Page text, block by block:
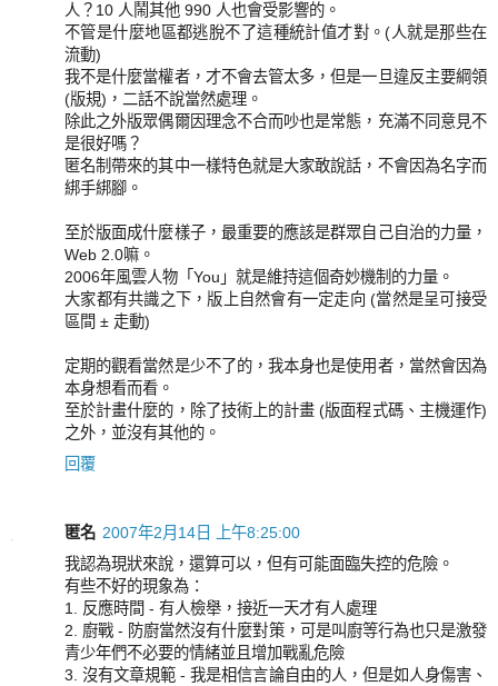
人？10 人鬧其他 990 人也會受影響的。
不管是什麼地區都逃脫不了這種統計值才對。(人就是那些在
流動)
我不是什麼當權者，才不會去管太多，但是一旦違反主要綱領
(版規)，二話不說當然處理。
除此之外版眾偶爾因理念不合而吵也是常態，充滿不同意見不
是很好嗎？
匿名制帶來的其中一樣特色就是大家敢說話，不會因為名字而
綁手綁腳。
至於版面成什麼樣子，最重要的應該是群眾自己自治的力量，
Web 2.0嘛。
2006年風雲人物「You」就是維持這個奇妙機制的力量。
大家都有共識之下，版上自然會有一定走向 (當然是呈可接受
區間 ± 走動)
定期的觀看當然是少不了的，我本身也是使用者，當然會因為
本身想看而看。
至於計畫什麼的，除了技術上的計畫 (版面程式碼、主機運作)
之外，並沒有其他的。
回覆
匿名 2007年2月14日 上午8:25:00
我認為現狀來說，還算可以，但有可能面臨失控的危險。
有些不好的現象為：
1. 反應時間 - 有人檢舉，接近一天才有人處理
2. 廚戰 - 防廚當然沒有什麼對策，可是叫廚等行為也只是激發
青少年們不必要的情緒並且增加戰亂危險
3. 沒有文章規範 - 我是相信言論自由的人，但是如人身傷害、